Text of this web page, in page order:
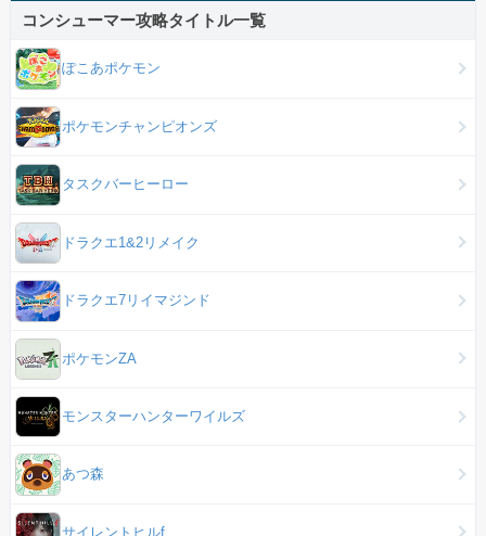
コンシューマー攻略タイトル一覧
ぽこあポケモン
ポケモンチャンピオンズ
タスクバーヒーロー
ドラクエ1&2リメイク
ドラクエ7リイマジンド
ポケモンZA
モンスターハンターワイルズ
あつ森
サイレントヒルf